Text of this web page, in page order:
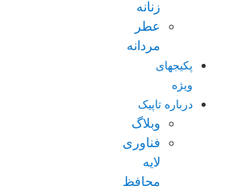
زنانه
عطر
مردانه
پکیجهای
ویژه
درباره تاپیک
وبلاگ
فناوری
لایه
محافظ